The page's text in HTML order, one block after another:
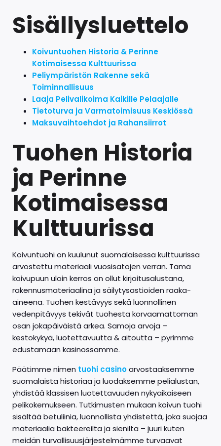
Sisällysluettelo
Koivuntuohen Historia & Perinne
Kotimaisessa Kulttuurissa
Peliympäristön Rakenne sekä
Toiminnallisuus
Laaja Pelivalikoima Kaikille Pelaajalle
Tietoturva ja Varmatoimisuus Keskiössä
Maksuvaihtoehdot ja Rahansiirrot
Tuohen Historia
ja Perinne
Kotimaisessa
Kulttuurissa
Koivuntuohi on kuulunut suomalaisessa kulttuurissa
arvostettu materiaali vuosisatojen verran. Tämä
koivupuun uloin kerros on ollut kirjoitusalustana,
rakennusmateriaalina ja säilytysastioiden raaka-
aineena. Tuohen kestävyys sekä luonnollinen
vedenpitävyys tekivät tuohesta korvaamattoman
osan jokapäiväistä arkea. Samoja arvoja –
kestokykyä, luotettavuutta & aitoutta – pyrimme
edustamaan kasinossamme.
Päätimme nimen tuohi casinoarvostaaksemme
suomalaista historiaa ja luodaksemme pelialustan,
yhdistää klassisen luotettavuuden nykyaikaiseen
pelikokemukseen. Tutkimusten mukaan koivun tuohi
sisältää betuliinia, luonnollista yhdistettä, joka suojaa
materiaalia bakteereilta ja sieniltä – juuri kuten
meidän turvallisuusjärjestelmämme turvaavat